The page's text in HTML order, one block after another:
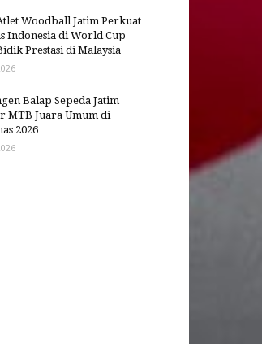
Woodball Jatim Perkuat
Indonesia di World Cup
Prestasi di Malaysia
Balap Sepeda Jatim
MTB Juara Umum di
2026